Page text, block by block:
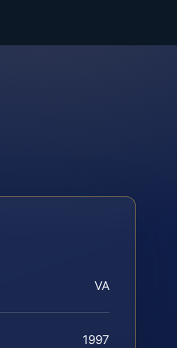
VA
1997